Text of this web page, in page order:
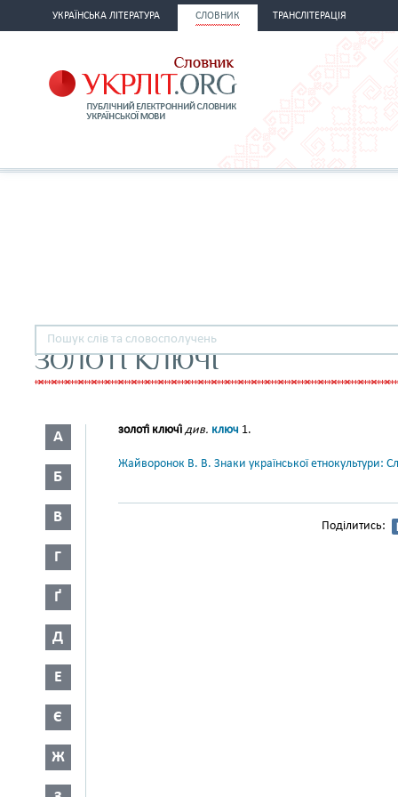
УКРАЇНСЬКА ЛІТЕРАТУРА СЛОВНИК ТРАНСЛІТЕРАЦІЯ
ЗОЛОТІ КЛЮЧІ
А
Б
В
Г
Ґ
Д
Е
Є
Ж
золоті́ ключі́ див. ключ 1.
Жайворонок В. В. Знаки української етнокультури:
Поділитись: